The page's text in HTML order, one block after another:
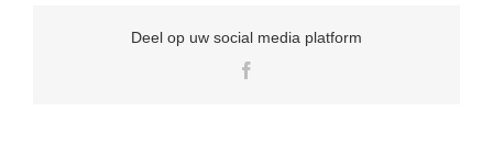
Deel op uw social media platform